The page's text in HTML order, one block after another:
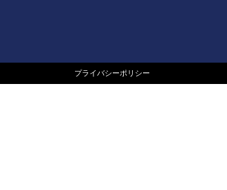
プライバシーポリシー